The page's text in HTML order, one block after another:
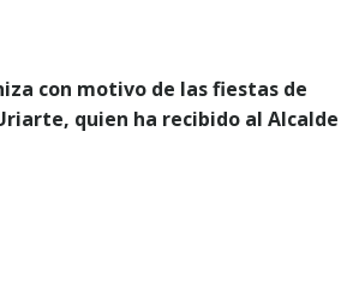
con motivo de las fiestas de
quien ha recibido al Alcalde